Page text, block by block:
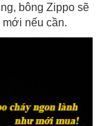
bông Zippo sẽ
mới nếu cần.